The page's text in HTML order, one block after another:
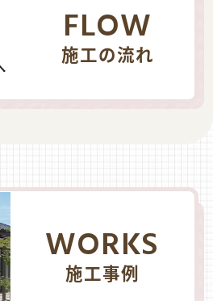
FLOW
施工の流れ
WORKS
施工事例